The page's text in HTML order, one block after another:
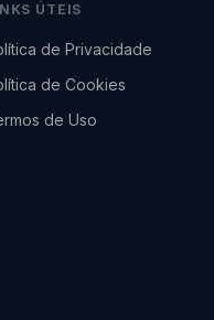
ÚTEIS
de Privacidade
de Cookies
de Uso